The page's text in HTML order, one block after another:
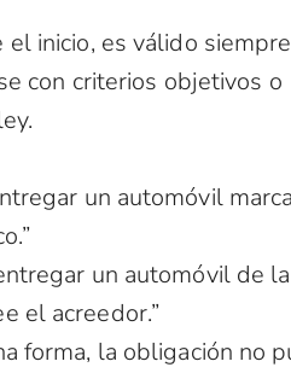
inicio, es válido
con criterios objetivos o
un automóvil marca
un automóvil de
el acreedor.”
forma, la obligación no